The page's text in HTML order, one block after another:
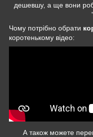
дешевшу, а ще вони
Чому потрібно обрати
коротенькому відео:
А також можете